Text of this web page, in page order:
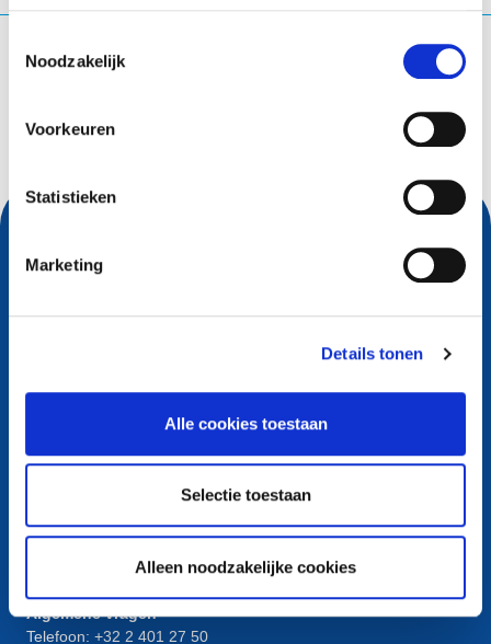
Noodzakelijk
Voorkeuren
Statistieken
Marketing
Details tonen
Alle cookies toestaan
Selectie toestaan
Alleen noodzakelijke cookies
Waar ben je naar op zoek?
Contact
European Registry for Internet Domains vzw (EURid)
Telecomlaan 9/7
RPR Brussel – VAT BE 0864.240.405
Algemene vragen
Telefoon: +32 2 401 27 50